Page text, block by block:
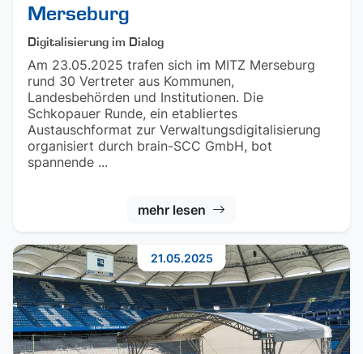
Merseburg
Digitalisierung im Dialog
Am 23.05.2025 trafen sich im MITZ Merseburg
rund 30 Vertreter aus Kommunen,
Landesbehörden und Institutionen. Die
Schkopauer Runde, ein etabliertes
Austauschformat zur Verwaltungsdigitalisierung
organisiert durch brain-SCC GmbH, bot
spannende ...
mehr lesen
21.05.2025